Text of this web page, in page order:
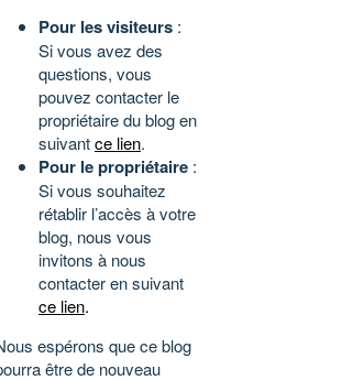
Pour les visiteurs :
Si vous avez des
questions, vous
pouvez contacter le
propriétaire du blog en
suivantce lien.
Pour le propriétaire :
Si vous souhaitez
rétablir l’accès à votre
blog, nous vous
invitons à nous
contacter en suivant
ce lien.
espérons que ce blog
être de nouveau